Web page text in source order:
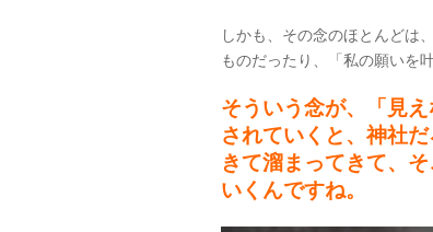
しかも、その念のほとんどは
ものだったり、「私の願いを
そういう念が、「見
されていくと、神社
きて溜まってきて、
いくんですね。